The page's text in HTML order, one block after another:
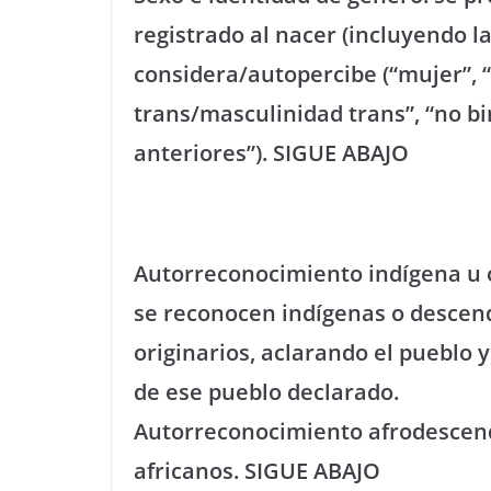
registrado al nacer (incluyendo
considera/autopercibe (“mujer”,
trans/masculinidad trans”, “no
anteriores”). SIGUE ABAJO
Autorreconocimiento indígena u
se reconocen indígenas o
originarios, aclarando el pueblo
de ese pueblo declarado.
Autorreconocimiento
africanos. SIGUE ABAJO